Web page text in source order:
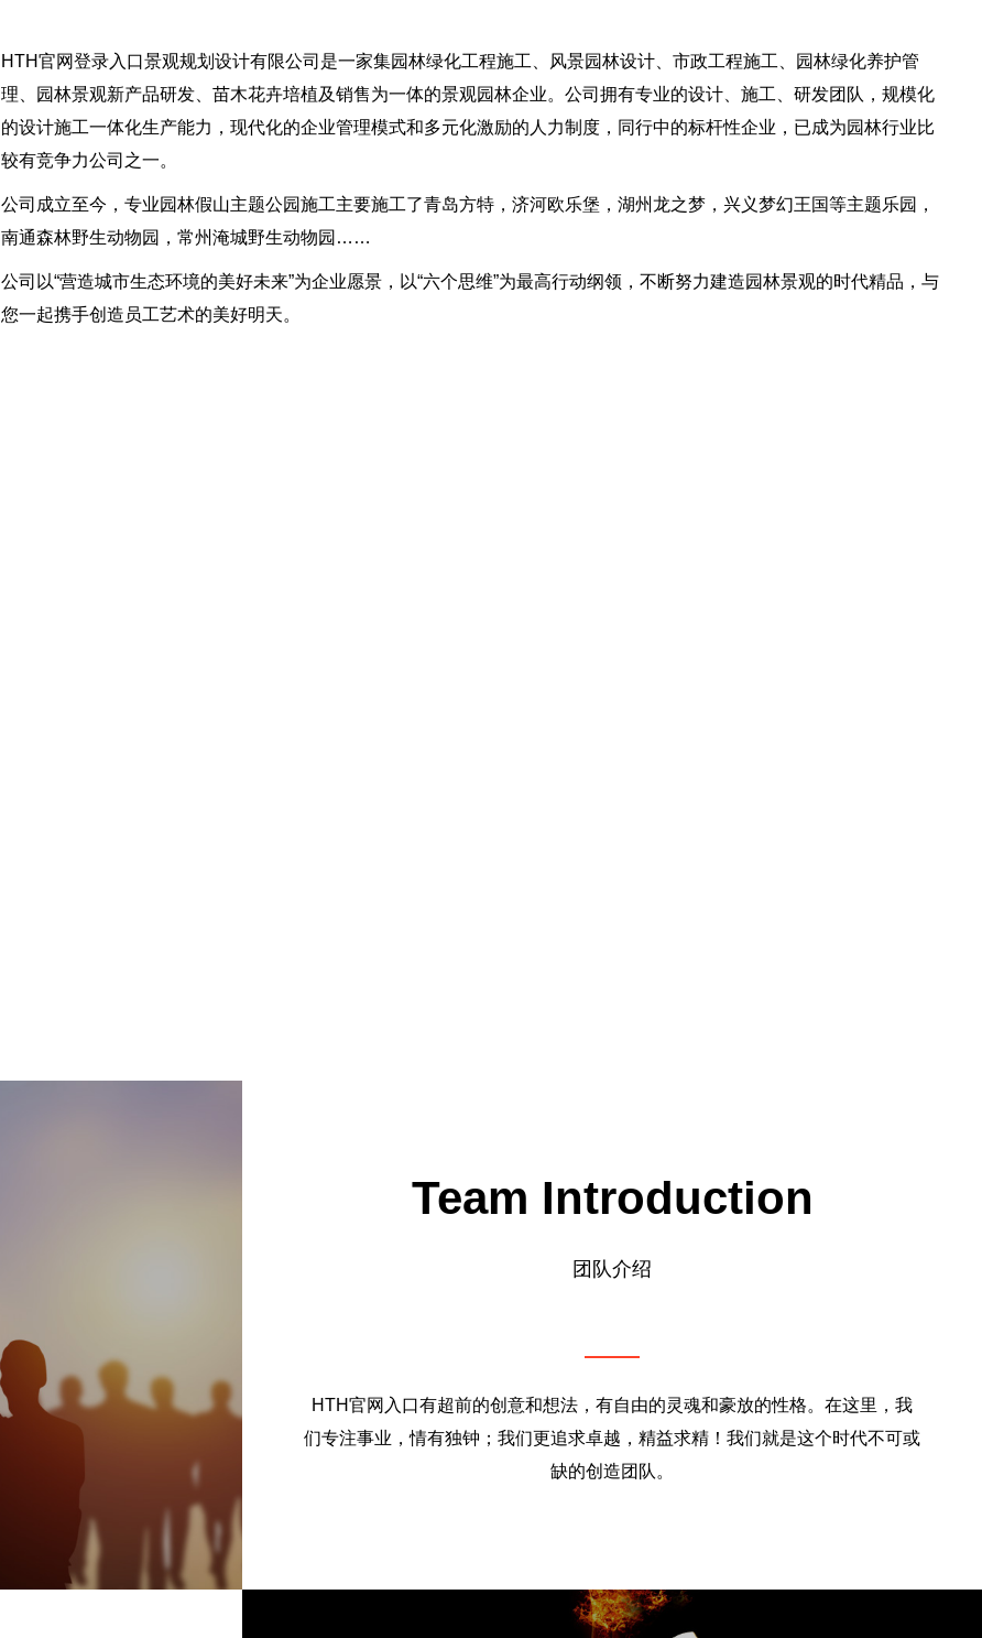
HTH官网登录入口景观规划设计有限公司是一家集园林绿化工程施工、风景园林设计、市政工程施工、园林绿化养护管
理、园林景观新产品研发、苗木花卉培植及销售为一体的景观园林企业。公司拥有专业的设计、施工、研发团队，规模化
的设计施工一体化生产能力，现代化的企业管理模式和多元化激励的人力制度，同行中的标杆性企业，已成为园林行业比
较有竞争力公司之一。
公司成立至今，专业园林假山主题公园施工主要施工了青岛方特，济河欧乐堡，湖州龙之梦，兴义梦幻王国等主题乐园，
南通森林野生动物园，常州淹城野生动物园……
公司以“营造城市生态环境的美好未来”为企业愿景，以“六个思维”为最高行动纲领，不断努力建造园林景观的时代精品，与
您一起携手创造员工艺术的美好明天。
Team Introduction
团队介绍
HTH官网入口有超前的创意和想法，有自由的灵魂和豪放的性格。在这里，我
们专注事业，情有独钟；我们更追求卓越，精益求精！我们就是这个时代不可或
缺的创造团队。